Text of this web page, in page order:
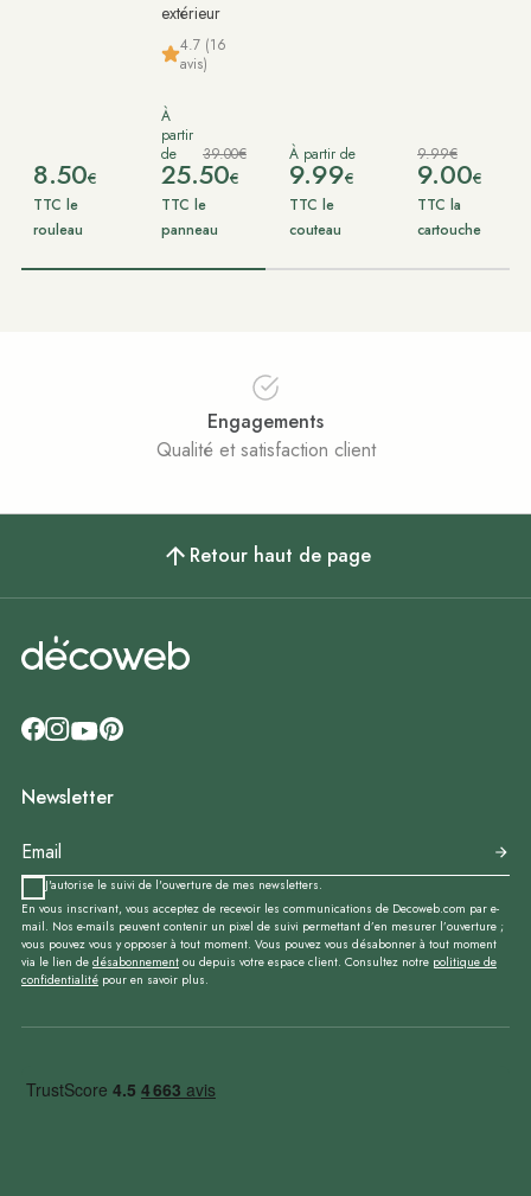
8.50€
TTC le
rouleau
extérieur
4.7 (16
avis)
À
partir
de
39.00€
25.50€
TTC le
panneau
À partir de
9.99€
TTC le
couteau
9.99€
9.00€
TTC la
cartouche
Engagements
Qualité et satisfaction client
Retour haut de page
Newsletter
J'autorise le suivi de l'ouverture de mes newsletters.
En vous inscrivant, vous acceptez de recevoir les communications de Decoweb.com par e-
mail. Nos e-mails peuvent contenir un pixel de suivi permettant d’en mesurer l’ouverture ;
vous pouvez vous y opposer à tout moment. Vous pouvez vous désabonner à tout moment
via le lien de désabonnement ou depuis votre espace client. Consultez notre politique de
confidentialité pour en savoir plus.